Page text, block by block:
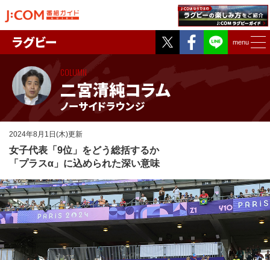
Twitter
Facebook
menu
ラグビー
二宮清純コラム
ノーサイドラウンジ
COLUMN
2024年8月1日(木)更新
女子代表「9位」をどう総括するか
「プラスα」に込められた深い意味